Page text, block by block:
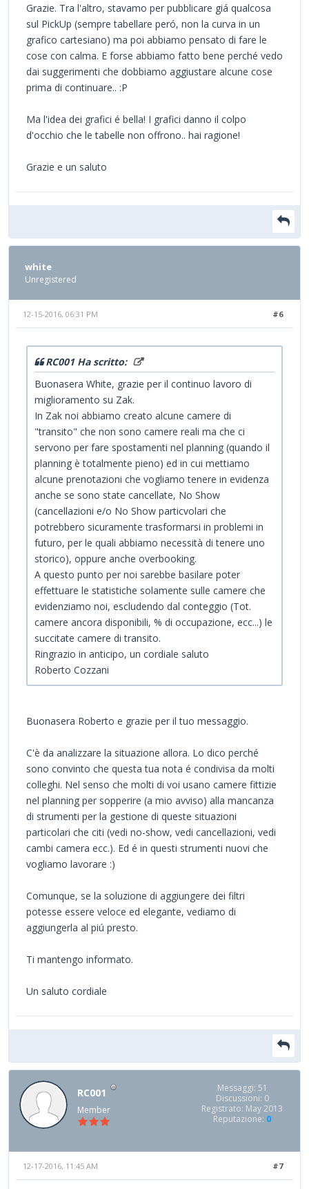
Grazie. Tra l'altro, stavamo per pubblicare giá qualcosa
sul PickUp (sempre tabellare peró, non la curva in un
grafico cartesiano) ma poi abbiamo pensato di fare le
cose con calma. E forse abbiamo fatto bene perché vedo
dai suggerimenti che dobbiamo aggiustare alcune cose
prima di continuare.. :P
Ma l'idea dei grafici é bella! I grafici danno il colpo
d'occhio che le tabelle non offrono.. hai ragione!
Grazie e un saluto
white
Unregistered
#6
12-15-2016, 06:31 PM
RC001 Ha scritto:
Buonasera White, grazie per il continuo lavoro di
miglioramento su Zak.
In Zak noi abbiamo creato alcune camere di
"transito" che non sono camere reali ma che ci
servono per fare spostamenti nel planning (quando il
planning è totalmente pieno) ed in cui mettiamo
alcune prenotazioni che vogliamo tenere in evidenza
anche se sono state cancellate, No Show
(cancellazioni e/o No Show particvolari che
potrebbero sicuramente trasformarsi in problemi in
futuro, per le quali abbiamo necessità di tenere uno
storico), oppure anche overbooking.
A questo punto per noi sarebbe basilare poter
effettuare le statistiche solamente sulle camere che
evidenziamo noi, escludendo dal conteggio (Tot.
camere ancora disponibili, % di occupazione, ecc...) le
succitate camere di transito.
Ringrazio in anticipo, un cordiale saluto
Roberto Cozzani
Buonasera Roberto e grazie per il tuo messaggio.
C'è da analizzare la situazione allora. Lo dico perché
sono convinto che questa tua nota é condivisa da molti
colleghi. Nel senso che molti di voi usano camere fittizie
nel planning per sopperire (a mio avviso) alla mancanza
di strumenti per la gestione di queste situazioni
particolari che citi (vedi no-show, vedi cancellazioni, vedi
cambi camera ecc.). Ed é in questi strumenti nuovi che
vogliamo lavorare :)
Comunque, se la soluzione di aggiungere dei filtri
potesse essere veloce ed elegante, vediamo di
aggiungerla al piú presto.
Ti mantengo informato.
Un saluto cordiale
RC001
Member
Messaggi: 51
Discussioni: 0
Registrato: May 2013
Reputazione: 0
#7
12-17-2016, 11:45 AM